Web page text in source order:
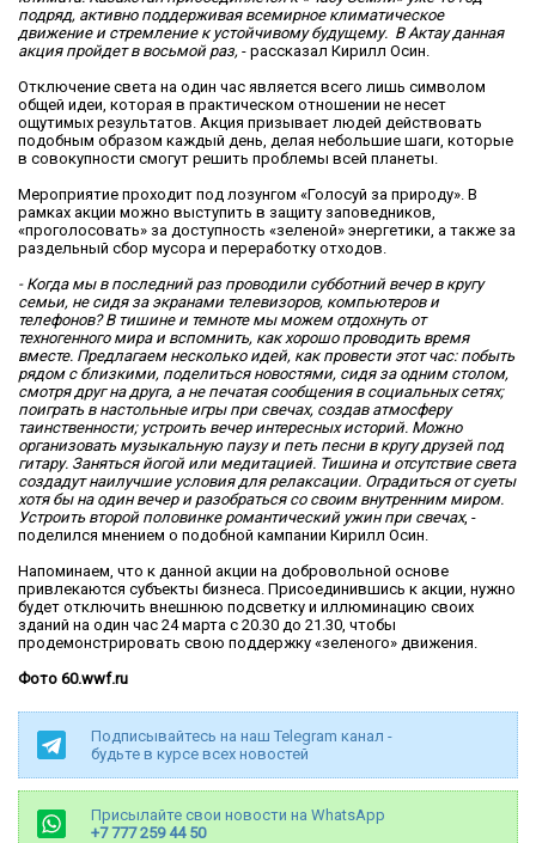
подряд, активно поддерживая всемирное климатическое
движение и стремление к устойчивому будущему. В Актау данная
акция пройдет в восьмой раз, - рассказал Кирилл Осин.
Отключение света на один час является всего лишь символом
общей идеи, которая в практическом отношении не несет
ощутимых результатов. Акция призывает людей действовать
подобным образом каждый день, делая небольшие шаги, которые
в совокупности смогут решить проблемы всей планеты.
Мероприятие проходит под лозунгом «Голосуй за природу». В
рамках акции можно выступить в защиту заповедников,
«проголосовать» за доступность «зеленой» энергетики, а также за
раздельный сбор мусора и переработку отходов.
- Когда мы в последний раз проводили субботний вечер в кругу
семьи, не сидя за экранами телевизоров, компьютеров и
телефонов? В тишине и темноте мы можем отдохнуть от
техногенного мира и вспомнить, как хорошо проводить время
вместе. Предлагаем несколько идей, как провести этот час: побыть
рядом с близкими, поделиться новостями, сидя за одним столом,
смотря друг на друга, а не печатая сообщения в социальных сетях;
поиграть в настольные игры при свечах, создав атмосферу
таинственности; устроить вечер интересных историй. Можно
организовать музыкальную паузу и петь песни в кругу друзей под
гитару. Заняться йогой или медитацией. Тишина и отсутствие света
создадут наилучшие условия для релаксации. Оградиться от суеты
хотя бы на один вечер и разобраться со своим внутренним миром.
Устроить второй половинке романтический ужин при свечах, -
поделился мнением о подобной кампании Кирилл Осин.
Напоминаем, что к данной акции на добровольной основе
привлекаются субъекты бизнеса. Присоединившись к акции, нужно
будет отключить внешнюю подсветку и иллюминацию своих
зданий на один час 24 марта с 20.30 до 21.30, чтобы
продемонстрировать свою поддержку «зеленого» движения.
Фото 60.wwf.ru
Подписывайтесь на наш Telegram канал -
будьте в курсе всех новостей
Присылайте свои новости на WhatsApp
+7 777 259 44 50